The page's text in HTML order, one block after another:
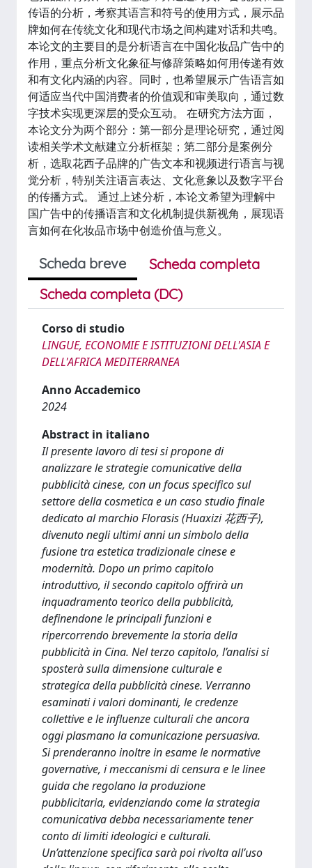
传语的分析，考察其语言和符号的使用方式，展示品
牌如何在传统文化和现代市场之间构建对话和共鸣。
本论文的主要目的是分析语言在中国化妆品广告中的
作用，重点分析文化象征与修辞策略如何用传递有效
和有文化内涵的内容。同时，也希望展示广告语言如
何适应当代中国消费者的价值观和审美取向，通过数
字技术实现更深层的受众互动。 在研究方法方面，
本论文分为两个部分：第一部分是理论研究，通过阅
读相关学术文献建立分析框架；第二部分是案例分
析，选取花西子品牌的广告文本和视频进行语言与视
觉分析，特别关注语言表达、文化意象以及数字平台
的传播方式。 通过上述分析，本论文希望为理解中
国广告中的传播语言和文化机制提供新视角，展现语
言如何在化妆品市场中创造价值与意义。
Scheda breve
Scheda completa
Scheda completa (DC)
Corso di studio
LINGUE, ECONOMIE E ISTITUZIONI DELL'ASIA E
DELL'AFRICA MEDITERRANEA
Anno Accademico
2024
Abstract in italiano
Il presente lavoro di tesi si propone di
analizzare le strategie comunicative della
pubblicità cinese, con un focus specifico sul
settore della cosmetica e un caso studio finale
dedicato al marchio Florasis (Huaxizi 花西子),
divenuto negli ultimi anni un simbolo della
fusione tra estetica tradizionale cinese e
modernità. Dopo un primo capitolo
introduttivo, il secondo capitolo offrirà un
inquadramento teorico della pubblicità,
definendone le principali funzioni e
ripercorrendo brevemente la storia della
pubblicità in Cina. Nel terzo capitolo, l’analisi si
sposterà sulla dimensione culturale e
strategica della pubblicità cinese. Verranno
esaminati i valori dominanti, le credenze
collettive e le influenze culturali che ancora
oggi plasmano la comunicazione persuasiva.
Si prenderanno inoltre in esame le normative
governative, i meccanismi di censura e le linee
guida che regolano la produzione
pubblicitaria, evidenziando come la strategia
comunicativa debba necessariamente tener
conto di limiti ideologici e culturali.
Un’attenzione specifica sarà poi rivolta all’uso